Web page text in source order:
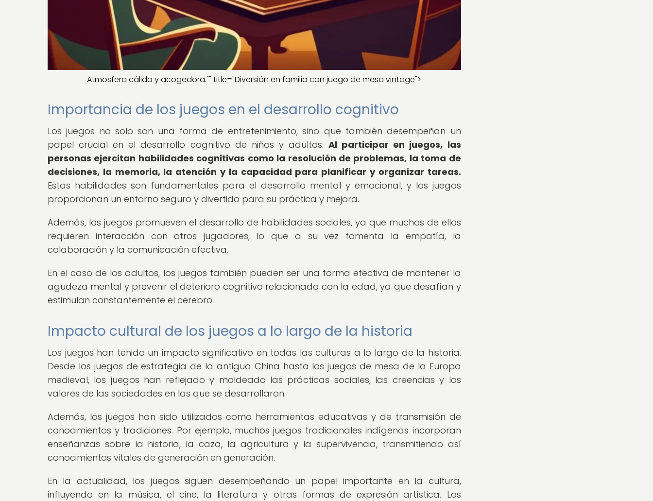
Atmosfera cálida y acogedora."" title="Diversión en familia con juego de mesa vintage">
Importancia de los juegos en el desarrollo cognitivo
Los juegos no solo son una forma de entretenimiento, sino que también desempeñan un
papel crucial en el desarrollo cognitivo de niños y adultos.Al participar en juegos, las
personas ejercitan habilidades cognitivas como la resolución de problemas, la toma de
decisiones, la memoria, la atención y la capacidad para planificar y organizar tareas.
Estas habilidades son fundamentales para el desarrollo mental y emocional, y los juegos
proporcionan un entorno seguro y divertido para su práctica y mejora.
Además, los juegos promueven el desarrollo de habilidades sociales, ya que muchos de ellos
requieren interacción con otros jugadores, lo que a su vez fomenta la empatía, la
colaboración y la comunicación efectiva.
En el caso de los adultos, los juegos también pueden ser una forma efectiva de mantener la
agudeza mental y prevenir el deterioro cognitivo relacionado con la edad, ya que desafían y
estimulan constantemente el cerebro.
Impacto cultural de los juegos a lo largo de la historia
Los juegos han tenido un impacto significativo en todas las culturas a lo largo de la historia.
Desde los juegos de estrategia de la antigua China hasta los juegos de mesa de la Europa
medieval, los juegos han reflejado y moldeado las prácticas sociales, las creencias y los
valores de las sociedades en las que se desarrollaron.
Además, los juegos han sido utilizados como herramientas educativas y de transmisión de
conocimientos y tradiciones. Por ejemplo, muchos juegos tradicionales indígenas incorporan
enseñanzas sobre la historia, la caza, la agricultura y la supervivencia, transmitiendo así
conocimientos vitales de generación en generación.
En la actualidad, los juegos siguen desempeñando un papel importante en la cultura,
influyendo en la música, el cine, la literatura y otras formas de expresión artística. Los